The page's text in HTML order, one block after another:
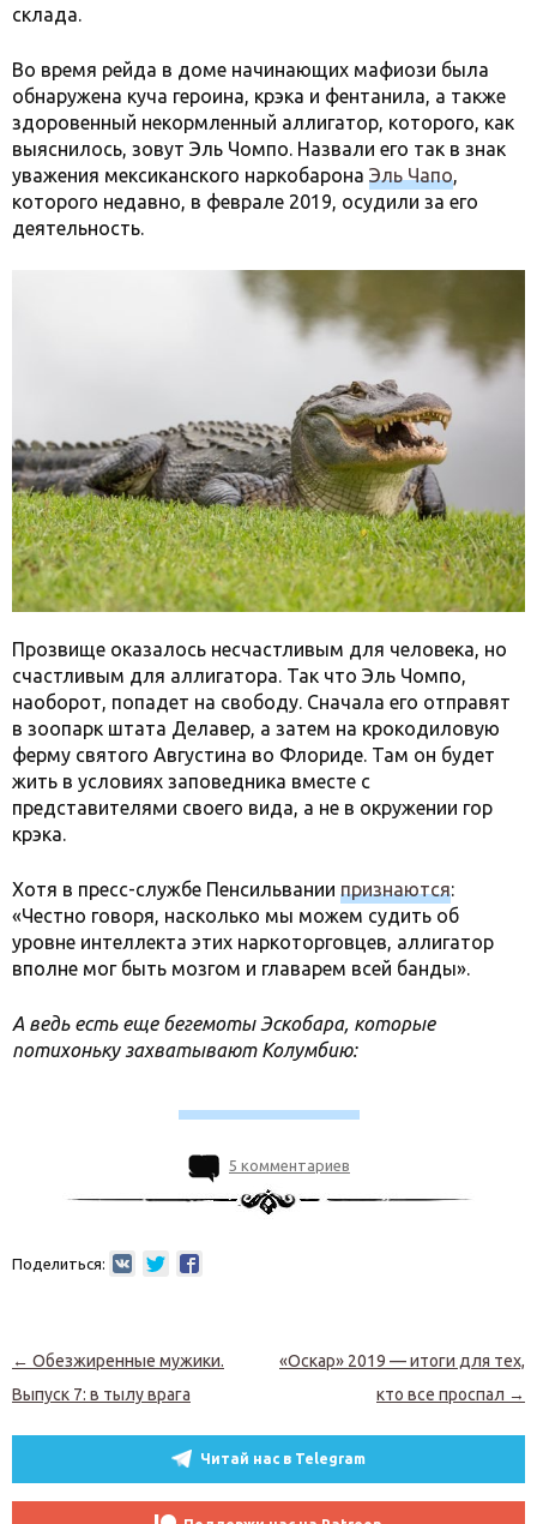
склада.
Во время рейда в доме начинающих мафиози была
обнаружена куча героина, крэка и фентанила, а также
здоровенный некормленный аллигатор, которого, как
выяснилось, зовут Эль Чомпо. Назвали его так в знак
уважения мексиканского наркобарона Эль Чапо,
которого недавно, в феврале 2019, осудили за его
деятельность.
Прозвище оказалось несчастливым для человека, но
счастливым для аллигатора. Так что Эль Чомпо,
наоборот, попадет на свободу. Сначала его отправят
в зоопарк штата Делавер, а затем на крокодиловую
ферму святого Августина во Флориде. Там он будет
жить в условиях заповедника вместе с
представителями своего вида, а не в окружении гор
крэка.
Хотя в пресс-службе Пенсильвании признаются:
«Честно говоря, насколько мы можем судить об
уровне интеллекта этих наркоторговцев, аллигатор
вполне мог быть мозгом и главарем всей банды».
А ведь есть еще бегемоты Эскобара, которые
потихоньку захватывают Колумбию:
5 комментариев
Поделиться:
Навигация по записям
← Обезжиренные мужики.
Выпуск 7: в тылу врага
«Оскар» 2019 — итоги для тех,
кто все проспал →
Читай нас в Telegram